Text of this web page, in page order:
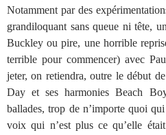
Notamment par des
grandiloquant sans queue ni tête,
Buckley ou pire, une horrible
terrible pour commencer) avec
jeter, on retiendra, outre le début
Day et ses harmonies Beach
ballades, trop de n’importe quoi
voix qui n’est plus ce qu’elle